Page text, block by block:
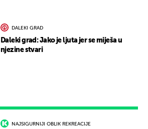
NAJSIGURNIJI OBLIK REKREACIJE
DALEKI GRAD
Daleki grad: Jako je ljuta jer se miješa u
njezine stvari